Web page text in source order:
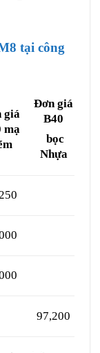
tại công
giá
mạ
Đơn giá
B40
bọc
Nhựa
97,200